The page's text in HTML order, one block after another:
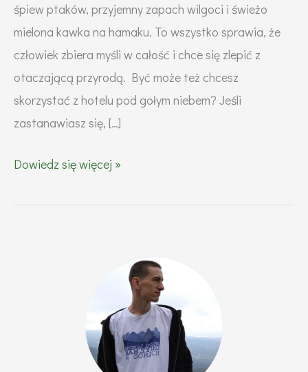
śpiew ptaków, przyjemny zapach wilgoci i świeżo
mielona kawka na hamaku. To wszystko sprawia, że
człowiek zbiera myśli w całość i chce się zlepić z
otaczającą przyrodą. Być może też chcesz
skorzystać z hotelu pod gołym niebem? Jeśli
zastanawiasz się, […]
Biwakowanie
dziko
Dowiedz się więcej »